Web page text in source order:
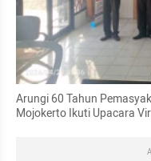
Arungi 60 Tahun
Mojokerto Ikuti Upacara